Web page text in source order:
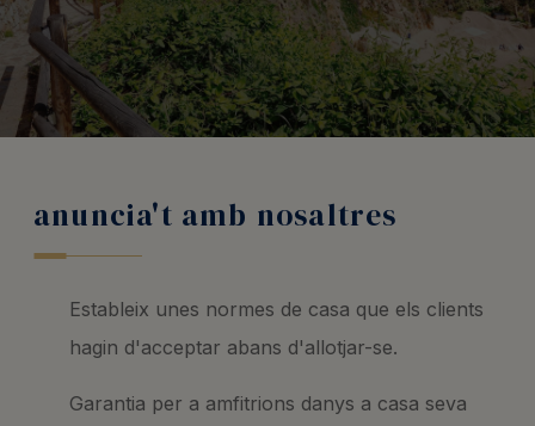
anuncia't amb nosaltres
Estableix unes normes de casa que els clients
hagin d'acceptar abans d'allotjar-se.
Garantia per a amfitrions danys a casa seva